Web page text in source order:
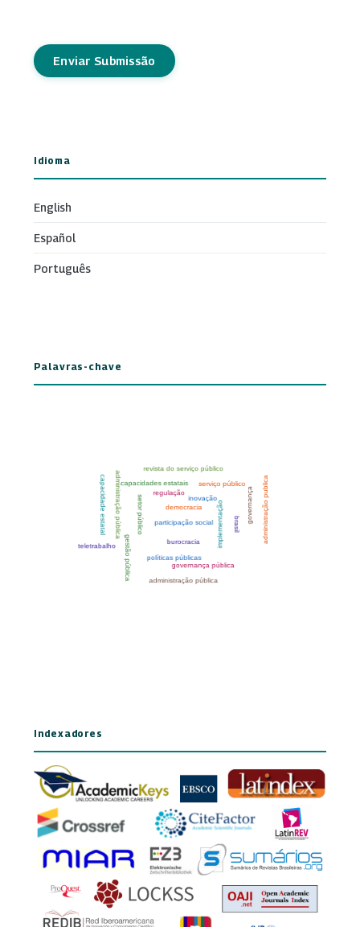
Enviar Submissão
Idioma
English
Español
Português
Palavras-chave
Indexadores